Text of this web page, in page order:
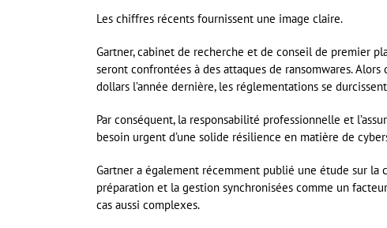
Les chiffres récents fournissent une image claire.
Gartner, cabinet de recherche et de conseil de premier
seront confrontées à des attaques de ransomwares.
dollars l’année dernière, les réglementations se
Par conséquent, la responsabilité professionnelle et
besoin urgent d’une solide résilience en matière de
Gartner a également récemment publié une étude sur la
préparation et la gestion synchronisées comme un
cas aussi complexes.